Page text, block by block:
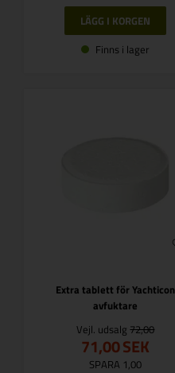
Finns i lager
Extra tablett för Yachticon
avfuktare
Vejl. udsalg72,00
71,00SEK
SPARA 1,00